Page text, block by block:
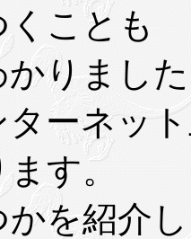
ことも
りまし
ーネッ
す。
を紹介し